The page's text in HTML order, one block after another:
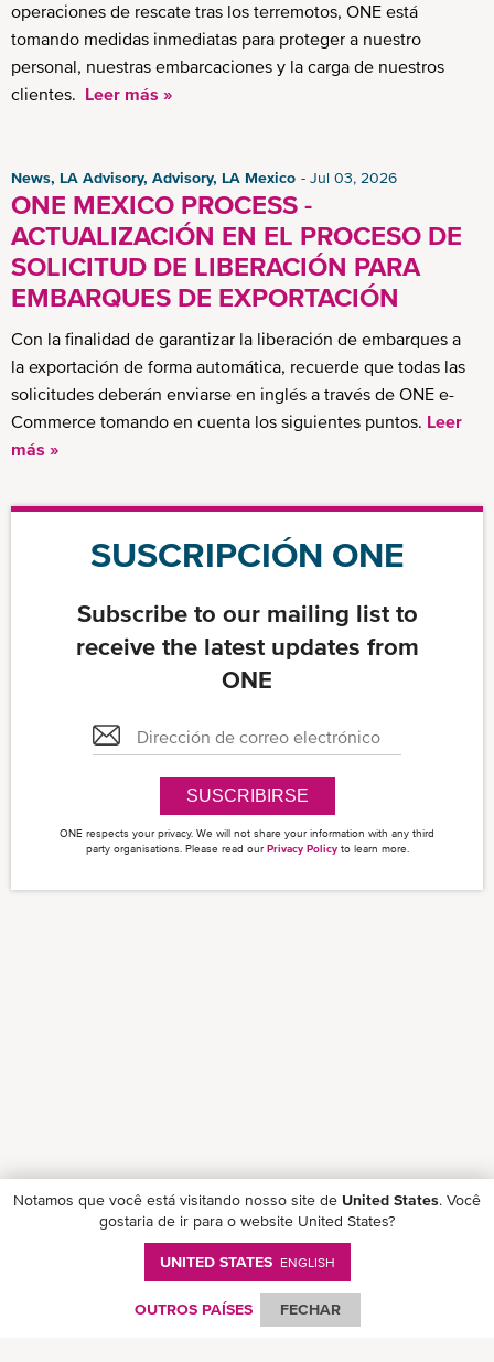
operaciones de rescate tras los terremotos, ONE está
tomando medidas inmediatas para proteger a nuestro
personal, nuestras embarcaciones y la carga de nuestros
clientes. Leer más »
News, LA Advisory, Advisory, LA Mexico Jul 03, 2026
ONE MEXICO PROCESS -
ACTUALIZACIÓN EN EL PROCESO DE
SOLICITUD DE LIBERACIÓN PARA
EMBARQUES DE EXPORTACIÓN
Con la finalidad de garantizar la liberación de embarques a
la exportación de forma automática, recuerde que todas las
solicitudes deberán enviarse en inglés a través de ONE e-
Commerce tomando en cuenta los siguientes puntos. Leer
más »
SUSCRIPCIÓN ONE
Subscribe to our mailing list to
receive the latest updates from
ONE
SUSCRIBIRSE
ONE respects your privacy. We will not share your information with any third
party organisations. Please read ourPrivacy Policyto learn more.
Follow ONE on social media
Notamos que você está visitando nosso site de United States. Você
gostaria de ir para o website United States?
UNITED STATES ENGLISH
OUTROS PAÍSES FECHAR